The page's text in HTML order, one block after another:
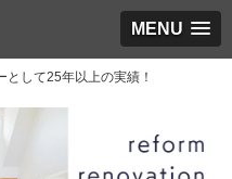
MENU
して25年以上の実績！